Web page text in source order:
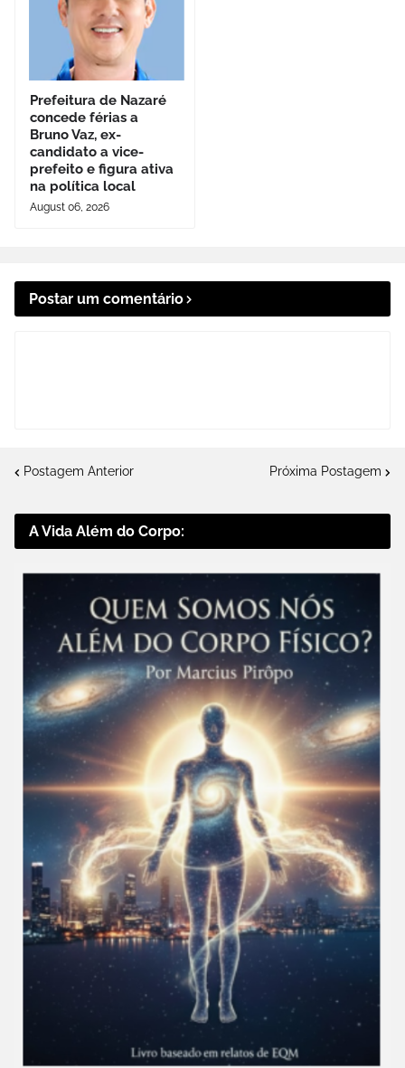
Prefeitura de Nazaré
concede férias a
Bruno Vaz, ex-
candidato a vice-
prefeito e figura ativa
na política local
August 06, 2026
Postar um comentário
Postagem Anterior Próxima Postagem
A Vida Além do Corpo: